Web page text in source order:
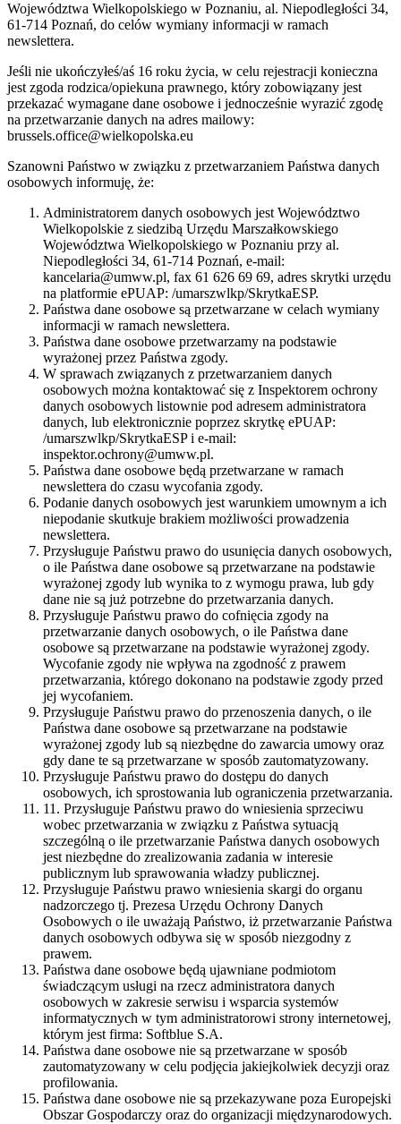
Województwa Wielkopolskiego w Poznaniu, al. Niepodległości 34,
61-714 Poznań, do celów wymiany informacji w ramach
newslettera.
Jeśli nie ukończyłeś/aś 16 roku życia, w celu rejestracji konieczna
jest zgoda rodzica/opiekuna prawnego, który zobowiązany jest
przekazać wymagane dane osobowe i jednocześnie wyrazić zgodę
na przetwarzanie danych na adres mailowy:
brussels.office@wielkopolska.eu
Szanowni Państwo w związku z przetwarzaniem Państwa danych
osobowych informuję, że:
Administratorem danych osobowych jest Województwo
Wielkopolskie z siedzibą Urzędu Marszałkowskiego
Województwa Wielkopolskiego w Poznaniu przy al.
Niepodległości 34, 61-714 Poznań, e-mail:
kancelaria@umww.pl, fax 61 626 69 69, adres skrytki urzędu
na platformie ePUAP: /umarszwlkp/SkrytkaESP.
Państwa dane osobowe są przetwarzane w celach wymiany
informacji w ramach newslettera.
Państwa dane osobowe przetwarzamy na podstawie
wyrażonej przez Państwa zgody.
W sprawach związanych z przetwarzaniem danych
osobowych można kontaktować się z Inspektorem ochrony
danych osobowych listownie pod adresem administratora
danych, lub elektronicznie poprzez skrytkę ePUAP:
/umarszwlkp/SkrytkaESP i e-mail:
inspektor.ochrony@umww.pl.
Państwa dane osobowe będą przetwarzane w ramach
newslettera do czasu wycofania zgody.
Podanie danych osobowych jest warunkiem umownym a ich
niepodanie skutkuje brakiem możliwości prowadzenia
newslettera.
Przysługuje Państwu prawo do usunięcia danych osobowych,
o ile Państwa dane osobowe są przetwarzane na podstawie
wyrażonej zgody lub wynika to z wymogu prawa, lub gdy
dane nie są już potrzebne do przetwarzania danych.
Przysługuje Państwu prawo do cofnięcia zgody na
przetwarzanie danych osobowych, o ile Państwa dane
osobowe są przetwarzane na podstawie wyrażonej zgody.
Wycofanie zgody nie wpływa na zgodność z prawem
przetwarzania, którego dokonano na podstawie zgody przed
jej wycofaniem.
Przysługuje Państwu prawo do przenoszenia danych, o ile
Państwa dane osobowe są przetwarzane na podstawie
wyrażonej zgody lub są niezbędne do zawarcia umowy oraz
gdy dane te są przetwarzane w sposób zautomatyzowany.
Przysługuje Państwu prawo do dostępu do danych
osobowych, ich sprostowania lub ograniczenia przetwarzania.
11. Przysługuje Państwu prawo do wniesienia sprzeciwu
wobec przetwarzania w związku z Państwa sytuacją
szczególną o ile przetwarzanie Państwa danych osobowych
jest niezbędne do zrealizowania zadania w interesie
publicznym lub sprawowania władzy publicznej.
Przysługuje Państwu prawo wniesienia skargi do organu
nadzorczego tj. Prezesa Urzędu Ochrony Danych
Osobowych o ile uważają Państwo, iż przetwarzanie Państwa
danych osobowych odbywa się w sposób niezgodny z
prawem.
Państwa dane osobowe będą ujawniane podmiotom
świadczącym usługi na rzecz administratora danych
osobowych w zakresie serwisu i wsparcia systemów
informatycznych w tym administratorowi strony internetowej,
którym jest firma: Softblue S.A.
Państwa dane osobowe nie są przetwarzane w sposób
zautomatyzowany w celu podjęcia jakiejkolwiek decyzji oraz
profilowania.
Państwa dane osobowe nie są przekazywane poza Europejski
Obszar Gospodarczy oraz do organizacji międzynarodowych.